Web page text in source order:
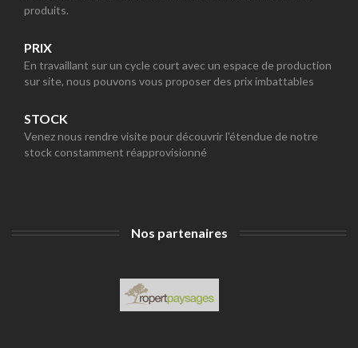
produits.
PRIX
En travaillant sur un cycle court avec un espace de production
sur site, nous pouvons vous proposer des prix imbattables
STOCK
Venez nous rendre visite pour découvrir l'étendue de notre
stock constamment réapprovisionné
Nos partenaires